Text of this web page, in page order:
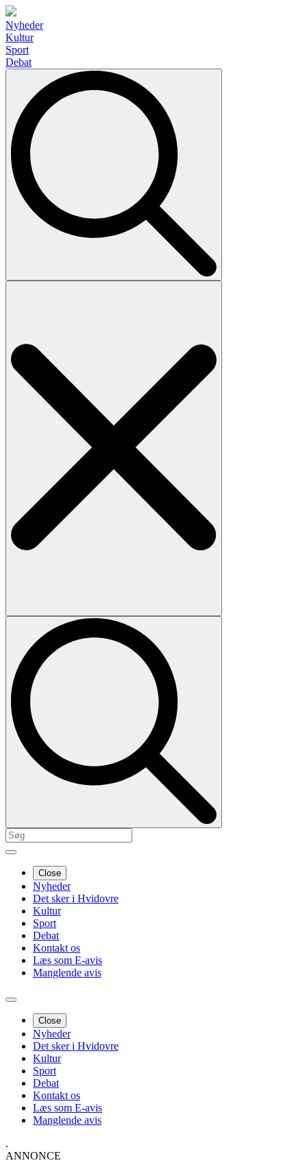
Nyheder
Kultur
Sport
Debat
Search
Close
Nyheder
Det sker i Hvidovre
Kultur
Sport
Debat
Kontakt os
Læs som E-avis
Manglende avis
Close
Nyheder
Det sker i Hvidovre
Kultur
Sport
Debat
Kontakt os
Læs som E-avis
Manglende avis
.
ANNONCE